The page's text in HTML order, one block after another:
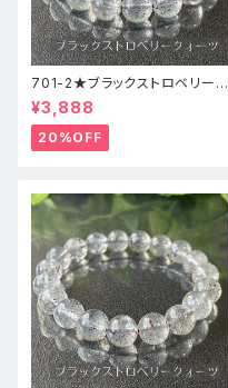
701-2★ブラックストロベリーク
ォーツ【高品質】天然石ブレスレ
ッパワーストーン
¥3,888
20%OFF